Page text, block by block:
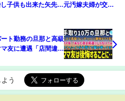
子供も出来た矢先…元汚嫁夫婦が交通
め】
ト勤務の旦那と高級
友に遭遇「店間違え
するとママ友「嘘…」
【泣ける話】朗
う